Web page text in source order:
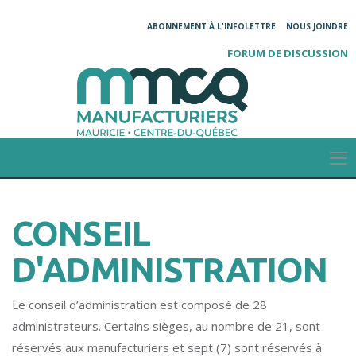
ABONNEMENT À L'INFOLETTRE NOUS JOINDRE
FORUM DE DISCUSSION
CONSEIL
D'ADMINISTRATION
Le conseil d’administration est composé de 28
administrateurs. Certains sièges, au nombre de 21, sont
réservés aux manufacturiers et sept (7) sont réservés à